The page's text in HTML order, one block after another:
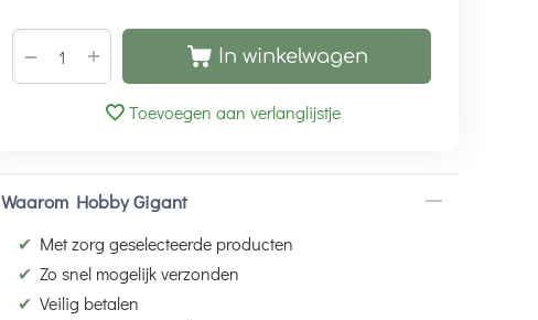
+
− In winkelwagen
Toevoegen aan verlanglijstje
Waarom Hobby Gigant
✔ Met zorg geselecteerde producten
✔ Zo snel mogelijk verzonden
✔ Veilig betalen